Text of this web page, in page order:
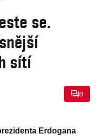
se.
sítí
0
Erdogana